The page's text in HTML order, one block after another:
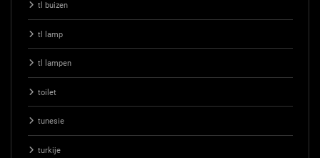
tl buizen
tl lamp
tl lampen
toilet
tunesie
turkije